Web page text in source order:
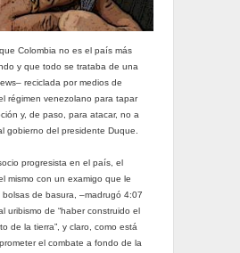
Colombia no es el país más
y que todo se trataba de una
reciclada por medios de
régimen venezolano para tapar
y, de paso, para atacar, no a
gobierno del presidente Duque.
progresista en el país, el
mismo con un examigo que le
bolsas de basura, –madrugó 4:07
uribismo de “haber construido el
de la tierra”, y claro, como está
el combate a fondo de la